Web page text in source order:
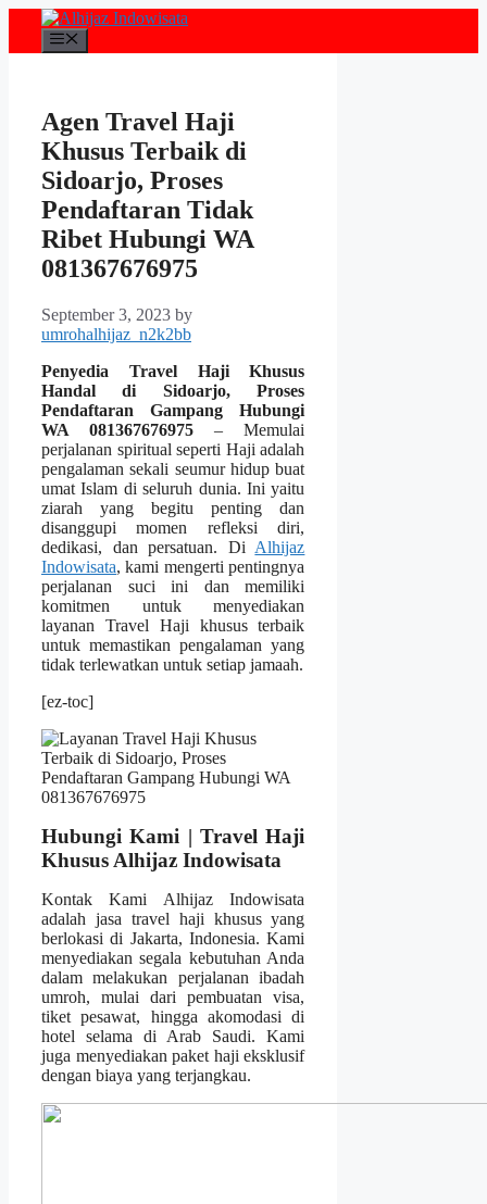
content
Agen Travel Haji
Khusus Terbaik di
Sidoarjo, Proses
Pendaftaran Tidak
Ribet Hubungi WA
081367676975
September 3, 2023 by
umrohalhijaz_n2k2bb
Penyedia Travel Haji Khusus
Handal di Sidoarjo, Proses
Pendaftaran Gampang Hubungi
WA 081367676975 – Memulai
perjalanan spiritual seperti Haji adalah
pengalaman sekali seumur hidup buat
umat Islam di seluruh dunia. Ini yaitu
ziarah yang begitu penting dan
disanggupi momen refleksi diri,
dedikasi, dan persatuan. Di Alhijaz
Indowisata, kami mengerti pentingnya
perjalanan suci ini dan memiliki
komitmen untuk menyediakan
layanan Travel Haji khusus terbaik
untuk memastikan pengalaman yang
tidak terlewatkan untuk setiap jamaah.
[ez-toc]
Hubungi Kami | Travel Haji
Khusus Alhijaz Indowisata
Kontak Kami Alhijaz Indowisata
adalah jasa travel haji khusus yang
berlokasi di Jakarta, Indonesia. Kami
menyediakan segala kebutuhan Anda
dalam melakukan perjalanan ibadah
umroh, mulai dari pembuatan visa,
tiket pesawat, hingga akomodasi di
hotel selama di Arab Saudi. Kami
juga menyediakan paket haji eksklusif
dengan biaya yang terjangkau.